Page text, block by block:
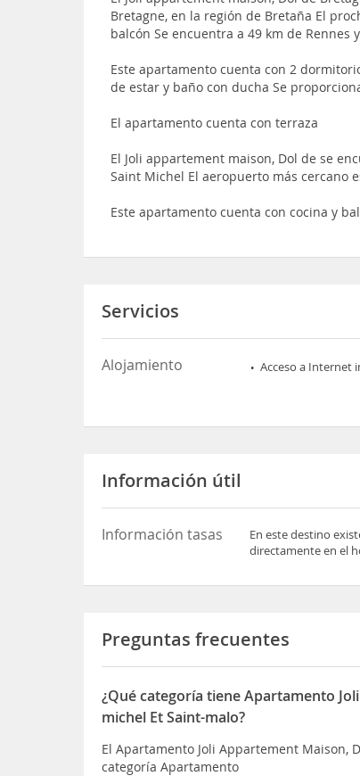
Bretagne, en la región de Bretaña El
balcón Se encuentra a 49 km de
Este apartamento cuenta con 2
de estar y baño con ducha Se
El apartamento cuenta con terraza
El Joli appartement maison, Dol de se
Saint Michel El aeropuerto más cercano
Este apartamento cuenta con cocina y
Servicios
Alojamiento Acceso a Internet
Información útil
Información tasas
En este destino
directamente en el
Preguntas frecuentes
¿Qué categoría tiene Apartamento
michel Et Saint-malo?
El Apartamento Joli Appartement Maison,
categoría Apartamento